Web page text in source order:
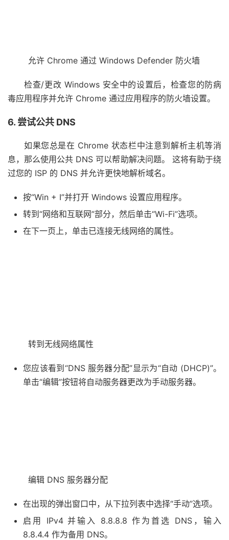
允许 Chrome 通过 Windows Defender 防火墙
检查/更改 Windows 安全中的设置后，检查您的防病
毒应用程序并允许 Chrome 通过应用程序的防火墙设置。
6. 尝试公共 DNS
如果您总是在 Chrome 状态栏中注意到解析主机等消
息，那么使用公共 DNS 可以帮助解决问题。 这将有助于绕
过您的 ISP 的 DNS 并允许更快地解析域名。
按“Win + I”并打开 Windows 设置应用程序。
转到“网络和互联网”部分，然后单击“Wi-Fi”选项。
在下一页上，单击已连接无线网络的属性。
转到无线网络属性
您应该看到“DNS 服务器分配”显示为“自动 (DHCP)”。
单击“编辑”按钮将自动服务器更改为手动服务器。
编辑 DNS 服务器分配
在出现的弹出窗口中，从下拉列表中选择“手动”选项。
启用 IPv4 并输入 8.8.8.8 作为首选 DNS，输入
8.8.4.4 作为备用 DNS。